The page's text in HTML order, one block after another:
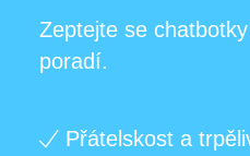
Zeptejte se
poradí.
Přátelskost a